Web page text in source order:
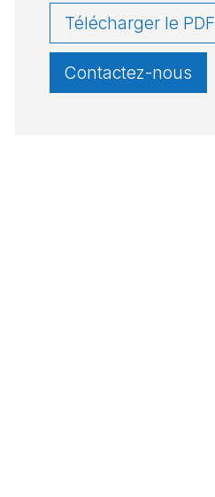
Télécharger le PDF
Contactez-nous